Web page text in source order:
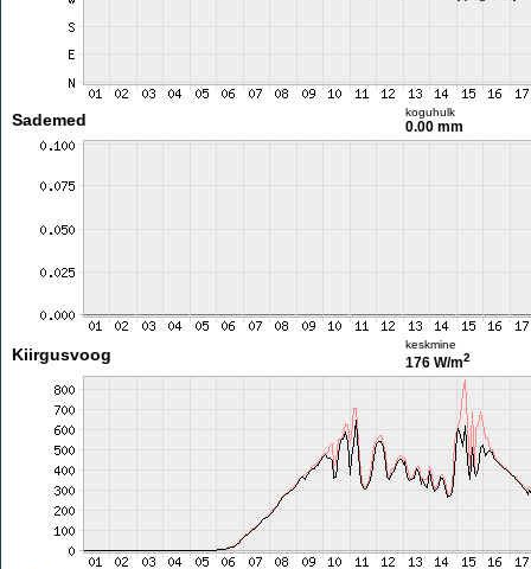
Sademed koguhulk
0.00 mm
Kiirgusvoog
keskmine
176 W/m2